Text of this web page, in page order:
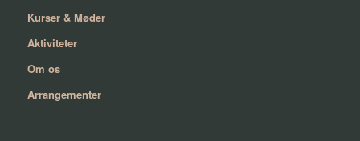
Kurser & Møder
Aktiviteter
Om os
Arrangementer